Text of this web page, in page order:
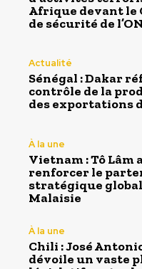
Afrique devant le
de sécurité de
Actualité
Sénégal : Dakar
contrôle de la
des exportations
À la une
Vietnam : Tô Lâm
renforcer le
stratégique
Malaisie
À la une
Chili : José
dévoile un vaste